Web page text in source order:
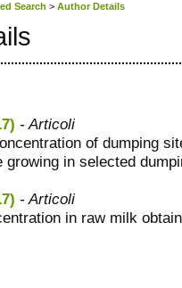
Search > Author Details
- Articoli
of dumping
growing in selected
- Articoli
in raw milk